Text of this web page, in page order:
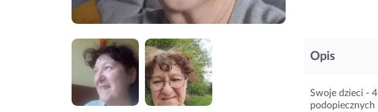
Opis
Swoje dzieci - 4
podopiecznych